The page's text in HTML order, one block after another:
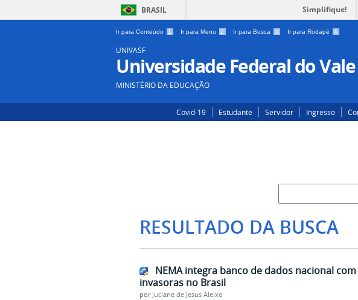
BRASIL Simplifique!
Ir para Conteúdo 1 Ir para Menu 2 Ir para Busca 3 Ir para Rodapé 4
UNIVASF
Universidade Federal do
MINISTÉRIO DA EDUCAÇÃO
Covid-19 Estudante Servidor Ingresso
RESULTADO DA BUSCA
NEMA integra banco de dados nacional
invasoras no Brasil
por Juciane de Jesus Aleixo